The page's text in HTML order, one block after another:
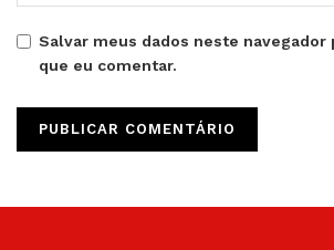
Salvar meus dados neste navegador
que eu comentar.